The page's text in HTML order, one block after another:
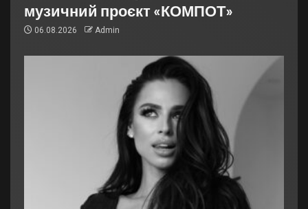
музичний проєкт «КОМПОТ»
06.08.2026 Admin